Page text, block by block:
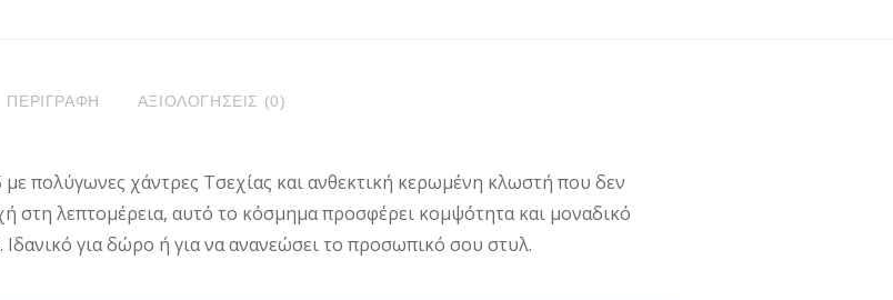
ΠΕΡΙΓΡΑΦΉ ΑΞΙΟΛΟΓΉΣΕΙΣ (0)
πολύγωνες χάντρες Τσεχίας και ανθεκτική κερωμένη κλωστή που δεν
στη λεπτομέρεια, αυτό το κόσμημα προσφέρει κομψότητα και μοναδικό
για δώρο ή για να ανανεώσει το προσωπικό σου στυλ.